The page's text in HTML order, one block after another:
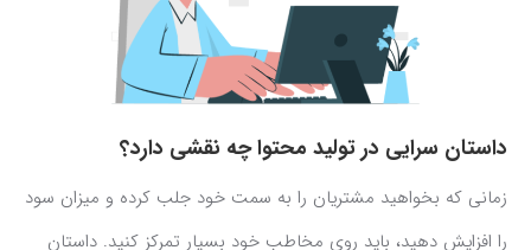
داستان سرایی در تولید محتوا چه نقشی دارد؟
زمانی که بخواهید مشتریان را به سمت خود جلب کرده و میزان سود
را افزایش دهید، باید روی مخاطب خود بسیار تمرکز کنید. داستان